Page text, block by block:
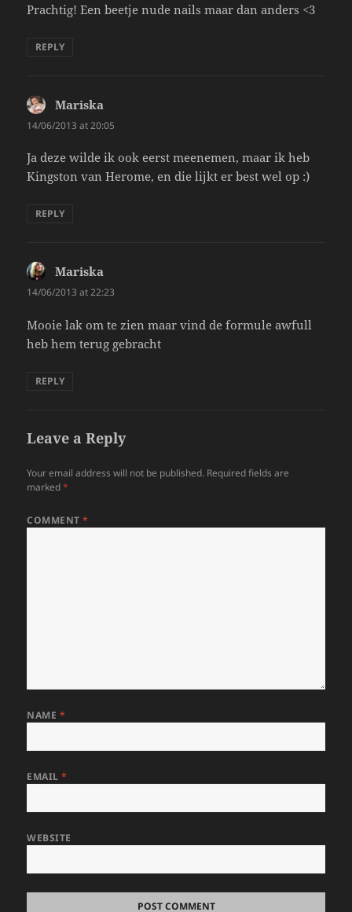
Prachtig! Een beetje nude nails maar dan anders <3
REPLY
Mariska
14/06/2013 at 20:05
Ja deze wilde ik ook eerst meenemen, maar ik heb
Kingston van Herome, en die lijkt er best wel op :)
REPLY
Mariska
14/06/2013 at 22:23
Mooie lak om te zien maar vind de formule awfull
heb hem terug gebracht
REPLY
Leave a Reply
Your email address will not be published. Required fields are
marked*
COMMENT*
NAME *
EMAIL*
WEBSITE